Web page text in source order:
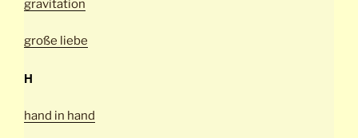
gravitation
große liebe
H
hand in hand